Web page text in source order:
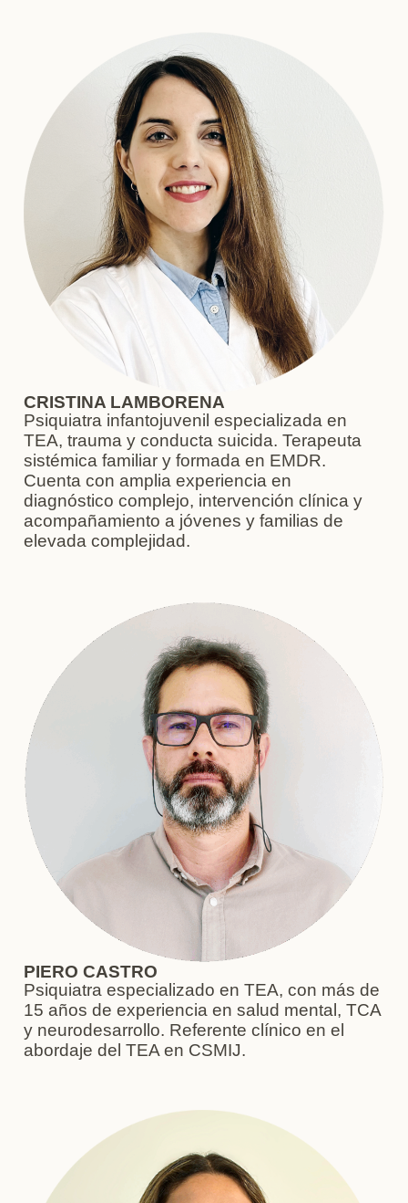
CRISTINA LAMBORENA
Psiquiatra infantojuvenil especializada en
TEA, trauma y conducta suicida. Terapeuta
sistémica familiar y formada en EMDR.
Cuenta con amplia experiencia en
diagnóstico complejo, intervención clínica y
acompañamiento a jóvenes y familias de
elevada complejidad.
PIERO CASTRO
Psiquiatra especializado en TEA, con más de
15 años de experiencia en salud mental, TCA
y neurodesarrollo. Referente clínico en el
abordaje del TEA en CSMIJ.